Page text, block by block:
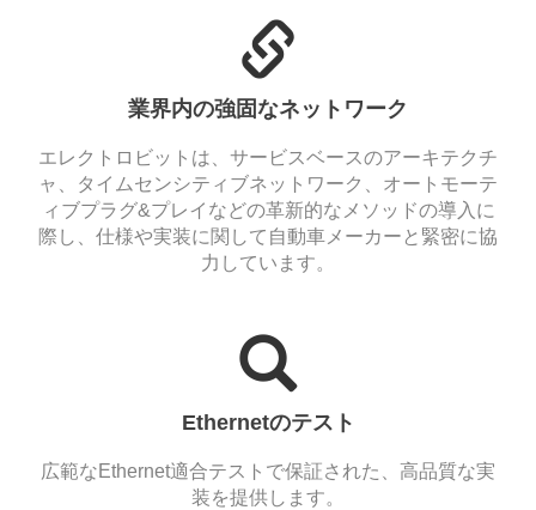
業界内の強固なネットワーク
エレクトロビットは、サービスベースのアーキテクチ
ャ、タイムセンシティブネットワーク、オートモーテ
ィブプラグ&プレイなどの革新的なメソッドの導入に
際し、仕様や実装に関して自動車メーカーと緊密に協
力しています。
Ethernetのテスト
広範なEthernet適合テストで保証された、高品質な実
装を提供します。